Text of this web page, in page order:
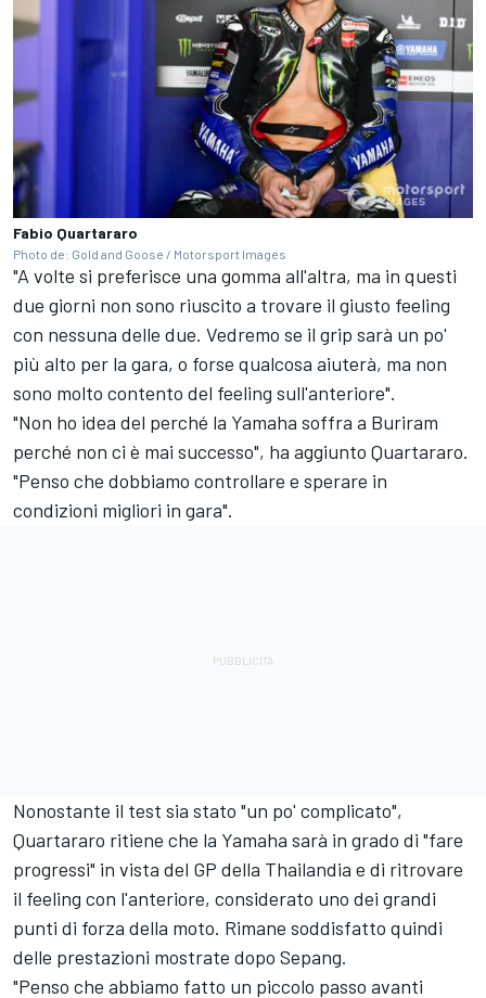
Fabio Quartararo
Photo de: Gold and Goose / Motorsport Images
"A volte si preferisce una gomma all'altra, ma in questi
due giorni non sono riuscito a trovare il giusto feeling
con nessuna delle due. Vedremo se il grip sarà un po'
più alto per la gara, o forse qualcosa aiuterà, ma non
sono molto contento del feeling sull'anteriore".
"Non ho idea del perché la Yamaha soffra a Buriram
perché non ci è mai successo", ha aggiunto Quartararo.
"Penso che dobbiamo controllare e sperare in
condizioni migliori in gara".
Nonostante il test sia stato "un po' complicato",
Quartararo ritiene che la Yamaha sarà in grado di "fare
progressi" in vista del GP della Thailandia e di ritrovare
il feeling con l'anteriore, considerato uno dei grandi
punti di forza della moto. Rimane soddisfatto quindi
delle prestazioni mostrate dopo Sepang.
"Penso che abbiamo fatto un piccolo passo avanti